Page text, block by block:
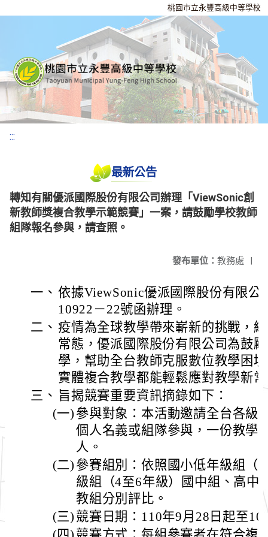
桃園市立永豐高級中等學校
:::
最新公告
轉知有關優派國際股份有限公司辦理「ViewSonic創
新教師獎複合教學示範競賽」一案，請鼓勵學校教師
組隊報名參與，請查照。
發布單位： 教務處 |
一、 依據ViewSonic優派國際股份有限公
10922－22號函辦理。
二、 疫情為全球教學帶來嶄新的挑戰，
常態，優派國際股份有限公司為鼓
學，幫助全台教師克服數位教學困
實體複合教學都能輕鬆應對教學新
三、 旨揭競賽重要資訊摘錄如下：
(一) 參與對象：本活動邀請全台各級
個人名義或組隊參與，一份教學
人。
(二) 參賽組別：依照國小低年級組（
級組（4至6年級）國中組、高中
教組分別評比。
(三) 競賽日期：110年9月28日起至